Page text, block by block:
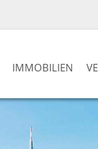
IMMOBILIEN